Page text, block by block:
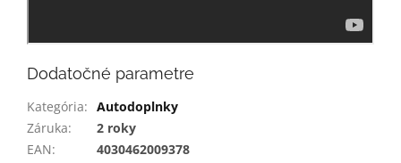
Dodatočné parametre
Kategória: Autodoplnky
Záruka:
2 roky
EAN: 4030462009378